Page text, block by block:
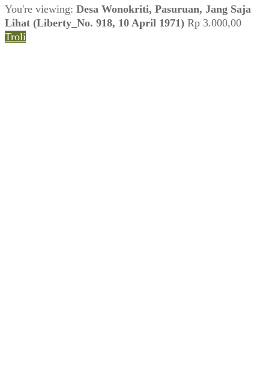
You're viewing: Desa Wonokriti, Pasuruan, Jang Saja
Lihat (Liberty_No. 918, 10 April 1971) Rp 3.000,00
Troli